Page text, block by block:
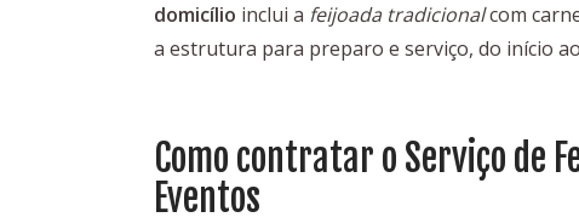
domicílio inclui a feijoada tradicionalcom
a estrutura para preparo e serviço, do início
Como contratar o Serviço de
Eventos